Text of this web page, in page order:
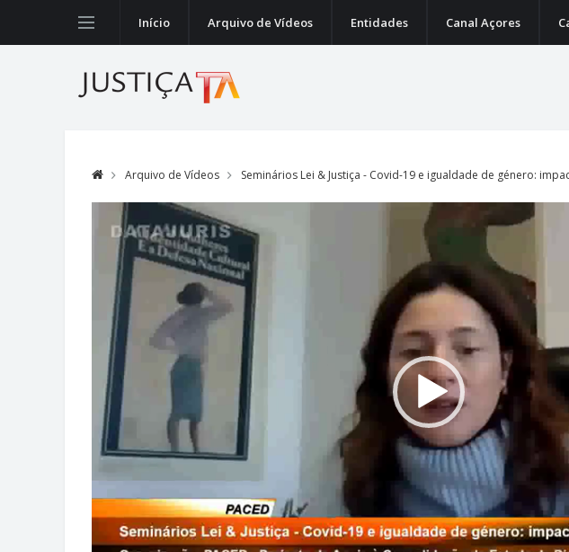
Início Arquivo de Vídeos Entidades Canal Açores
Arquivo de Vídeos Seminários Lei & Justiça - Covid-19 e igualdade de género:
Video
Player